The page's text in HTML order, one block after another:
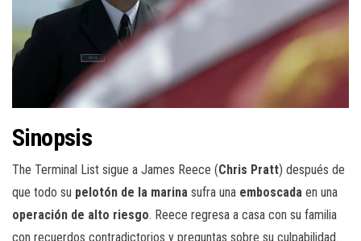
Sinopsis
The Terminal List sigue a James Reece (Chris Pratt) después de
que todo su pelotón de la marina sufra una emboscada en una
operación de alto riesgo. Reece regresa a casa con su familia
con recuerdos contradictorios y preguntas sobre su culpabilidad.